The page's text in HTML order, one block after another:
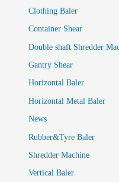
Clothing Baler
Container Shear
Double shaft Shredder
Gantry Shear
Horizontal Baler
Horizontal Metal Baler
News
Rubber&Tyre Baler
Shredder Machine
Vertical Baler